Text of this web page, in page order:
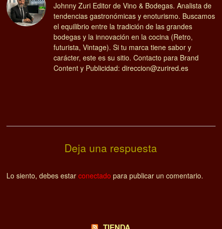
Johnny Zuri Editor de Vino & Bodegas. Analista de
tendencias gastronómicas y enoturismo. Buscamos
el equilibrio entre la tradición de las grandes
bodegas y la innovación en la cocina (Retro,
futurista, Vintage). Si tu marca tiene sabor y
carácter, este es su sitio. Contacto para Brand
Content y Publicidad: direccion@zurired.es
Deja una respuesta
Lo siento, debes estarconectado para publicar un comentario.